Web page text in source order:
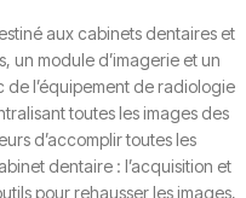
aux cabinets dentaires et
un module d’imagerie et un
de l’équipement de radiologie
toutes les images des
d’accomplir toutes les
dentaire : l’acquisition et
pour rehausser les images,